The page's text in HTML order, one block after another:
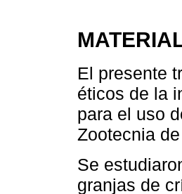
El presente
éticos de la
para el uso
Zootecnia
Se
granjas de